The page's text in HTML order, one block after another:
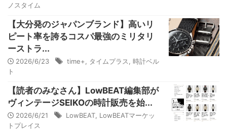
ノスタイム
【大分発のジャパンブランド】高いリ
ピート率を誇るコスパ最強のミリタリ
ーストラ...
2026/6/23 time+ タイムプラス
時計ベル
ト
【読者のみなさん】LowBEAT編集部が
ヴィンテージSEIKOの時計販売を始...
2026/6/21 LowBEAT LowBEATマーケッ
トプレイス